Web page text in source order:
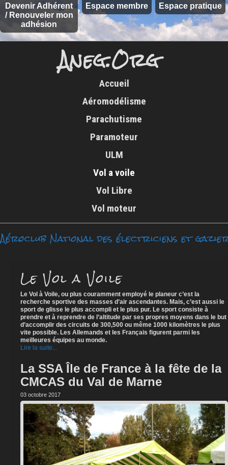
Devenir Adhérent
/ Renouveler mon
adhésion
Espace membre Espace pratique
Aneg.Org
Accueil
Aéromodélisme
Parachutisme
Paramoteur
ULM
Vol a voile
Vol Libre
Vol moteur
Aéroclub National des électriciens et
Le Vol a Voile
Le Vol à Voile, ou plus couramment employé le planeur c’est la
recherche sportive des masses d’air ascendantes. Mais, c’est aussi le
sport de glisse le plus accompli et le plus pur. Le sport consiste à
prendre et à reprendre de l’altitude par ses propres moyens dans le but
d’accomplir des circuits de 300,500 ou même 1000 kilomètres le plus
vite possible. Les Allemands et les Français figurent parmi les
meilleures équipes au monde.
Lire la suite...
La SSA Île de France à la fête de la
CMCAS du Val de Marne
03 octobre 2017